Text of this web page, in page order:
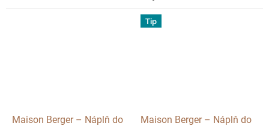
Voda. Kvalitně zpracovaná
citrusových plodů v kombinaci
s hřejivostí koření a
kandovaného...
Maison Berger – Náplň do
Tip
Maison Berger – Náplň do